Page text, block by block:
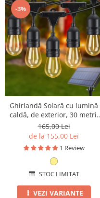
-3%
Ghirlandă Solară cu lumină
caldă, de exterior, 30 metri,
30 becuri, bec clar, alb cald
165,00 Lei
de la 155,00 Lei
1 Review
STOC LIMITAT
VEZI VARIANTE